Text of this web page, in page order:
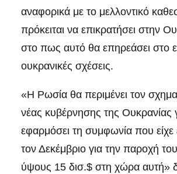
αναφορικά με το μελλοντικό
πρόκειται να επικρατήσει στην
στο πως αυτό θα επηρεάσει στο
ουκρανικές σχέσεις.
«Η Ρωσία θα περιμένει τον
νέας κυβέρνησης της Ουκρανίας
εφαρμόσει τη συμφωνία που είχε
τον Δεκέμβριο για την παροχή
ύψους 15 δισ.$ στη χώρα αυτή»